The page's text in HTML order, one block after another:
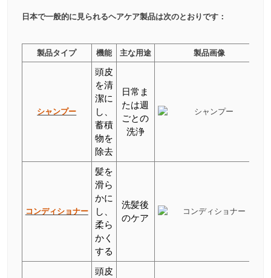
日本で一般的に見られるヘアケア製品は次のとおりです：
製品タイプ 機能 主な用途 製品画像
シャンプー
頭皮
を清
潔に
し、
蓄積
物を
除去
日常ま
たは週
ごとの
洗浄
コンディショナー
髪を
滑ら
かに
し、
柔ら
かく
する
洗髪後
のケア
頭皮